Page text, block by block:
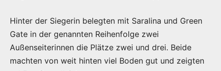
Hinter der Siegerin belegten mit Saralina und Green
Gate in der genannten Reihenfolge zwei
Außenseiterinnen die Plätze zwei und drei. Beide
machten von weit hinten viel Boden gut und zeigten